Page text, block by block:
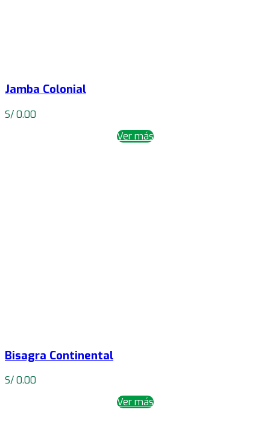
Jamba Colonial
S/0.00
Ver más
Bisagra Continental
S/0.00
Ver más